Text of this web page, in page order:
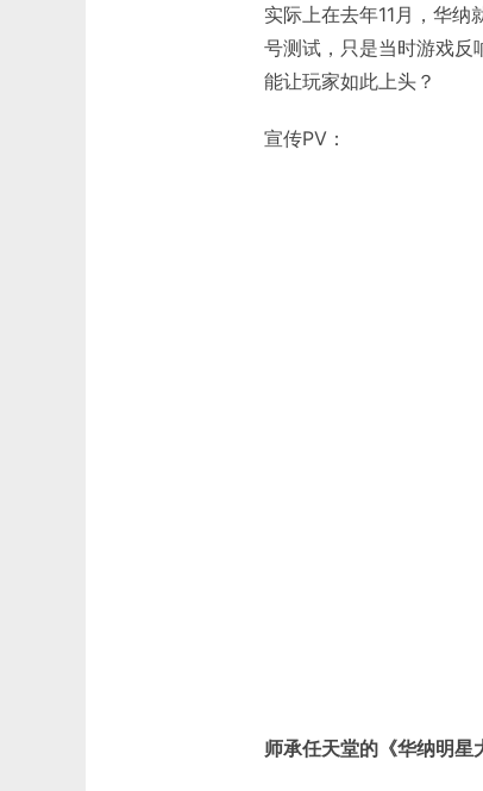
实际上在去年11月，华
号测试，只是当时游戏反
能让玩家如此上头？
宣传PV：
师承任天堂的《华纳明星